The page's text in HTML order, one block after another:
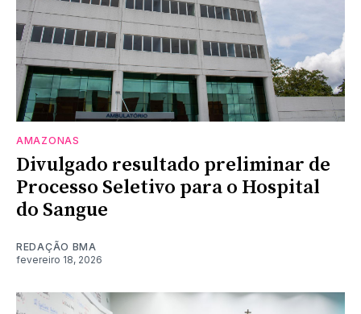
AMAZONAS
Divulgado resultado preliminar de
Processo Seletivo para o Hospital
do Sangue
REDAÇÃO BMA
fevereiro 18, 2026